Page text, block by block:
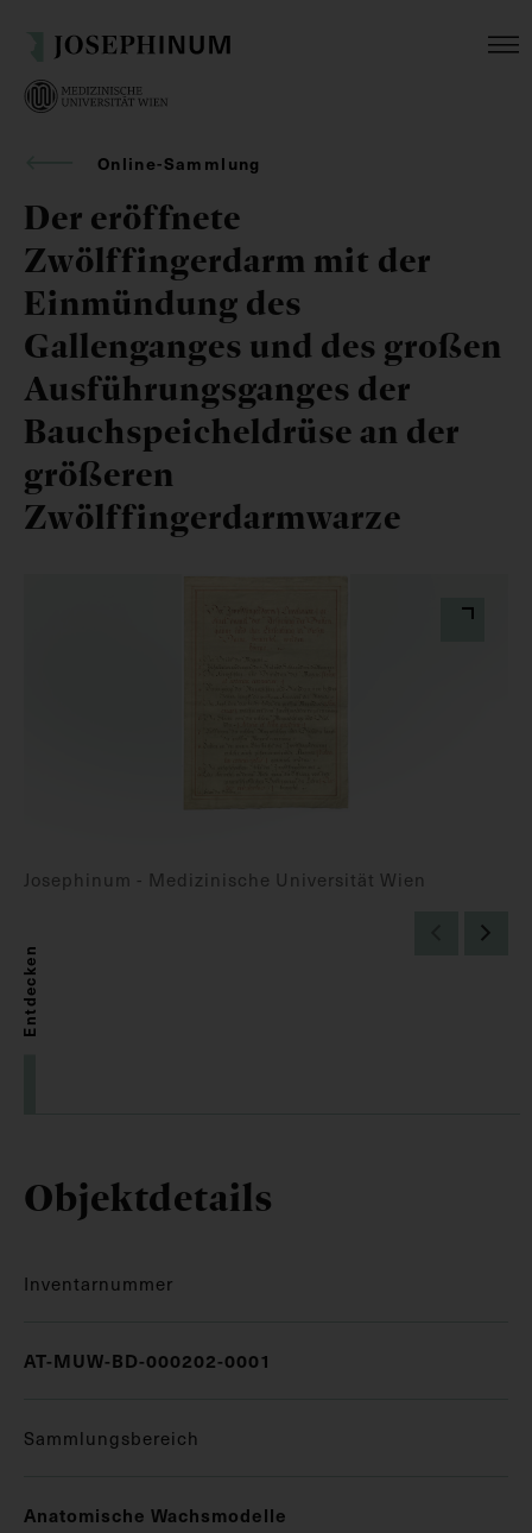
Online-Sammlung
Der eröffnete
Zwölffingerdarm mit der
Einmündung des
Gallenganges und des großen
Ausführungsganges der
Bauchspeicheldrüse an der
größeren
Zwölffingerdarmwarze
Josephinum - Medizinische Universität Wien
Entdecken
Objektdetails
Inventarnummer
AT-MUW-BD-000202-0001
Sammlungsbereich
Anatomische Wachsmodelle